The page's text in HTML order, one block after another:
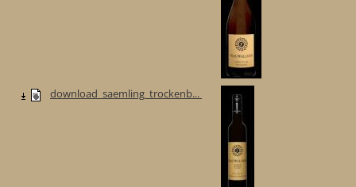
download_saemling_trockenb...